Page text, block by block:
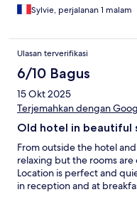
Sylvie, perjalanan 1 malam
Ulasan terverifikasi
6/10 Bagus
15 Okt 2025
Terjemahkan dengan
Old hotel in beautiful
From outside the hotel
relaxing but the rooms
Location is perfect and
in reception and at